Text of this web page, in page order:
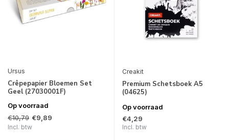
Ursus
Crêpepapier Bloemen Set
Geel (27030001F)
Op voorraad
€10,79 €9,89
Incl. btw
Creakit
Premium Schetsboek A5
(04625)
Op voorraad
€4,29
Incl. btw